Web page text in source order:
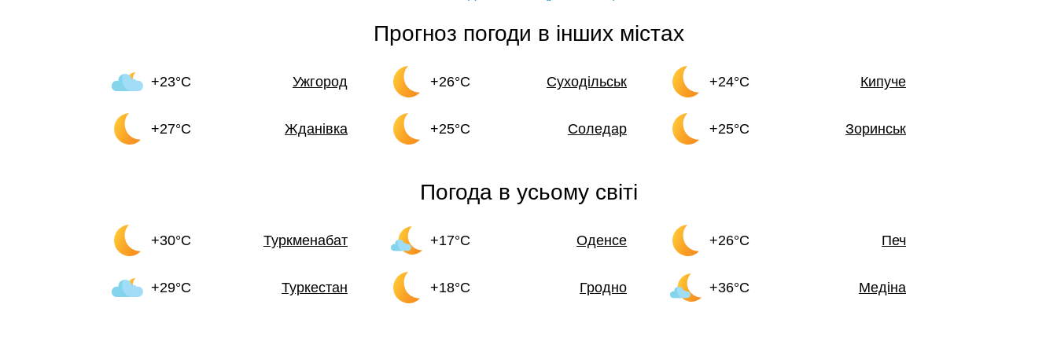
Прогноз погоди в інших містах
+23°C Ужгород +26°C Суходільськ +24°C Кипуче
+27°C Жданівка +25°C Соледар +25°C Зоринськ
Погода в усьому світі
+30°C Туркменабат +17°C Оденсе +26°C Печ
+29°C Туркестан +18°C Гродно +36°C Медіна